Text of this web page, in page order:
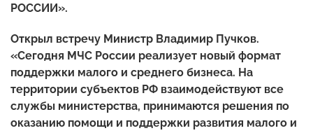
РОССИИ».
Открыл встречу Министр Владимир Пучков.
«Сегодня МЧС России реализует новый формат
поддержки малого и среднего бизнеса. На
территории субъектов РФ взаимодействуют все
службы министерства, принимаются решения по
оказанию помощи и поддержки развития малого и